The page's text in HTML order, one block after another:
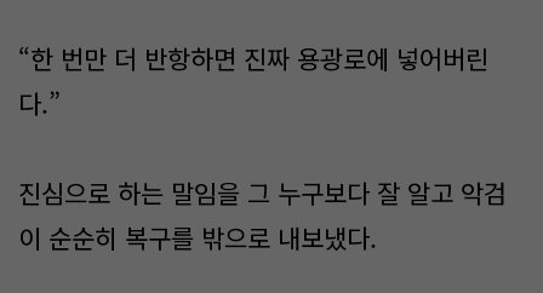
“한 번만 더 반항하면 진짜 용광로에 넣어버린
다.”
진심으로 하는 말임을 그 누구보다 잘 알고 악검
이 순순히 복구를 밖으로 내보냈다.